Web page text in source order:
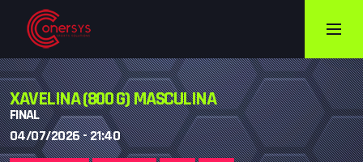
XAVELINA (800 G) MASCULINA
FINAL
04/07/2026 - 21:40